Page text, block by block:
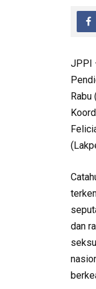
JPPI
Rabu
dan